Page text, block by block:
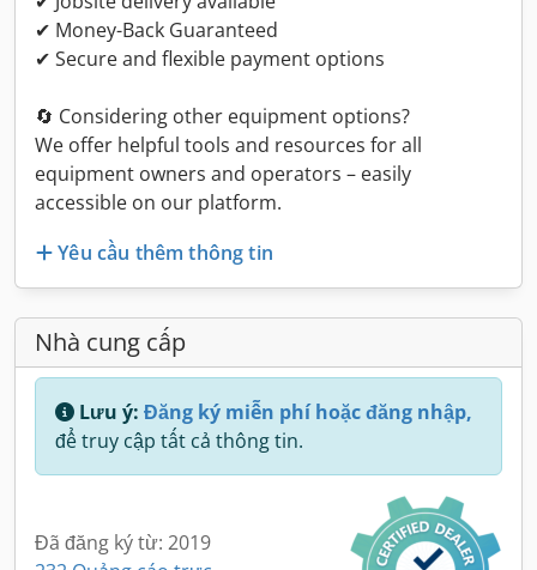
✔ Money-Back Guaranteed
✔ Secure and flexible payment options
🔄 Considering other equipment options?
We offer helpful tools and resources for all
equipment owners and operators – easily
accessible on our platform.
Yêu cầu thêm thông tin
Nhà cung cấp
Lưu ý: Đăng ký miễn phí hoặc đăng nhập,
để truy cập tất cả thông tin.
Đã đăng ký từ: 2019